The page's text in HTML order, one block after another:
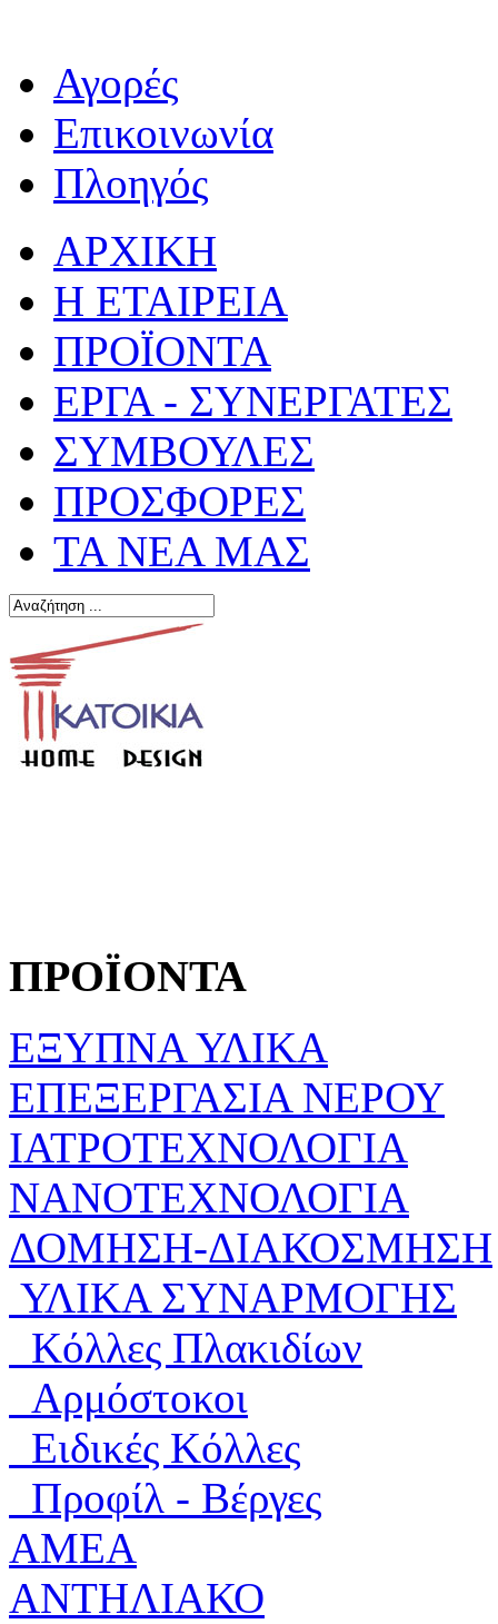
Αγορές
Επικοινωνία
Πλοηγός
ΑΡΧΙΚΗ
Η ΕΤΑΙΡΕΙΑ
ΠΡΟΪΟΝΤΑ
ΕΡΓΑ - ΣΥΝΕΡΓΑΤΕΣ
ΣΥΜΒΟΥΛΕΣ
ΠΡΟΣΦΟΡΕΣ
ΤΑ ΝΕΑ ΜΑΣ
ΠΡΟΪΟΝΤΑ
ΕΞΥΠΝΑ ΥΛΙΚΑ
ΕΠΕΞΕΡΓΑΣΙΑ ΝΕΡΟΥ
ΙΑΤΡΟΤΕΧΝΟΛΟΓΙΑ
ΝΑΝΟΤΕΧΝΟΛΟΓΙΑ
ΔΟΜΗΣΗ-ΔΙΑΚΟΣΜΗΣΗ
ΥΛΙΚΑ ΣΥΝΑΡΜΟΓΗΣ
Κόλλες Πλακιδίων
Αρμόστοκοι
Ειδικές Κόλλες
Προφίλ - Βέργες
ΑΜΕΑ
ΑΝΤΗΛΙΑΚΟ